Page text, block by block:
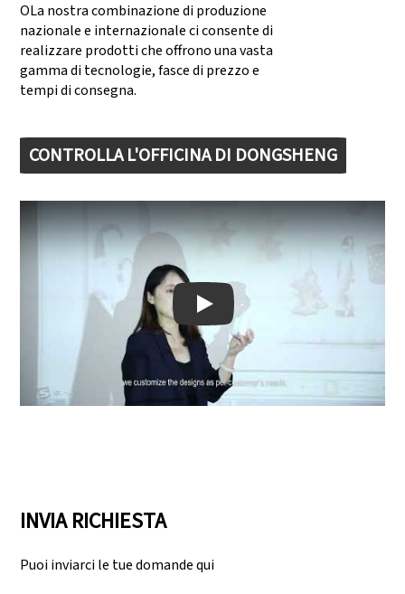
OLa nostra combinazione di produzione
nazionale e internazionale ci consente di
realizzare prodotti che offrono una vasta
gamma di tecnologie, fasce di prezzo e
tempi di consegna.
CONTROLLA L'OFFICINA DI DONGSHENG
Play: Keynote (Google I/O '18)
INVIA RICHIESTA
Puoi inviarci le tue domande qui